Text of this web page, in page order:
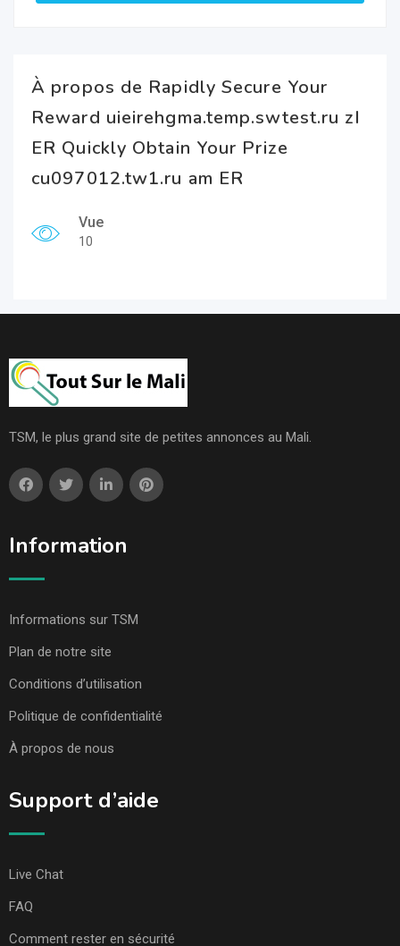
À propos de Rapidly Secure Your
Reward uieirehgma.temp.swtest.ru zI
ER Quickly Obtain Your Prize
cu097012.tw1.ru am ER
Vue
10
TSM, le plus grand site de petites annonces au Mali.
Information
Informations sur TSM
Plan de notre site
Conditions d’utilisation
Politique de confidentialité
À propos de nous
Support d’aide
Live Chat
FAQ
Comment rester en sécurité